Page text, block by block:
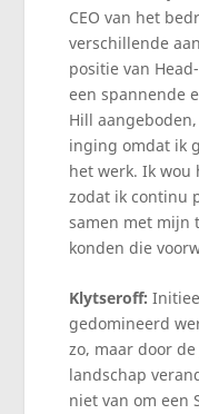
CEO van het
verschillende
positie van
een spannende
Hill
inging omdat ik
het werk. Ik
zodat ik continu
samen met mijn
konden die
Klytseroff:
gedomineerd
zo, maar door
landschap
niet van om een